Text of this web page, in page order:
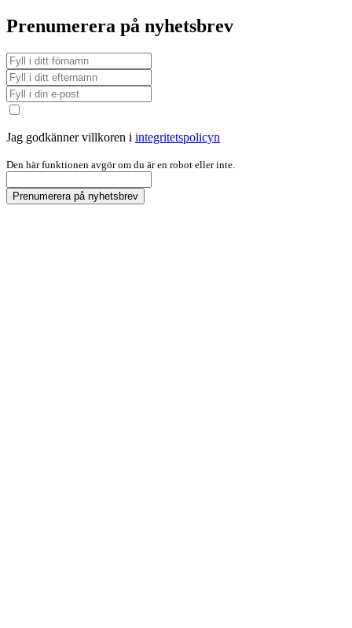
Prenumerera på nyhetsbrev
Jag godkänner villkoren i integritetspolicyn
Den här funktionen avgör om du är en robot eller inte.